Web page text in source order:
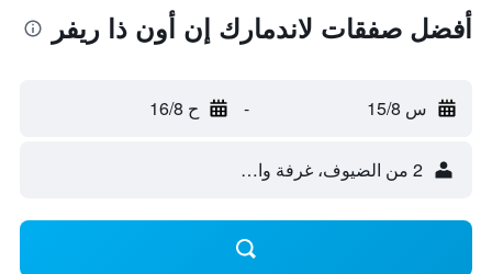
أفضل صفقات لاندمارك إن أون ذا ريفر
س 15/8 - ح 16/8
2 من الضيوف، غرفة واحدة